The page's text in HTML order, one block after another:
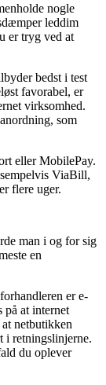
nogle
leddim
er tryg ved at
bedst i test
favorabel, er
virksomhed.
som
eller MobilePay.
ViaBill,
flere uger.
man i og for sig
en
er e-
på at internet
netbutikken
i retningslinjerne.
du oplever